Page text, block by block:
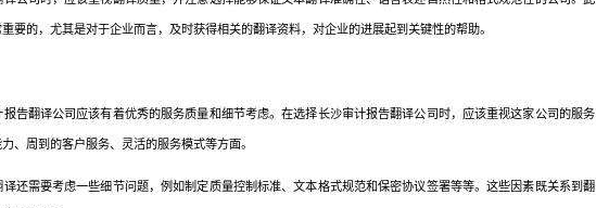
要的，尤其是对于企业而言，及时获得相关的翻译资料，对企业的进展起到关键性的帮助。
翻译公司应该有着优秀的服务质量和细节考虑。在选择长沙审计报告翻译公司时，应该重视这家公司的服务
、周到的客户服务、灵活的服务模式等方面。
需要考虑一些细节问题，例如制定质量控制标准、文本格式规范和保密协议签署等等。这些因素既关系到翻